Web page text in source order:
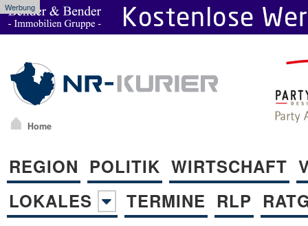
Werbung
Home
REGION POLITIK WIRTSCHAFT
LOKALES
TERMINE RLP